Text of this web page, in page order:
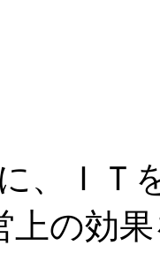
、ＩＴ
上の効